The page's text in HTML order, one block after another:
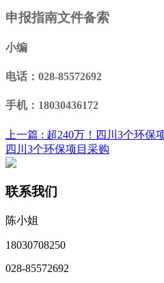
申报指南文件备索
小编
电话：028-85572692
手机：18030436172
上一篇 : 超240万！四川3个环保
四川3个环保项目采购
联系我们
陈小姐
18030708250
028-85572692